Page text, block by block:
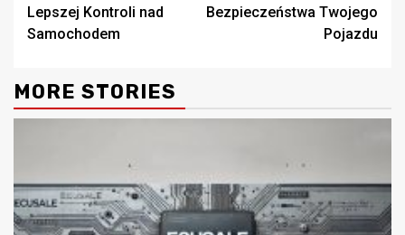
Lepszej Kontroli nad
Samochodem
Bezpieczeństwa Twojego
Pojazdu
MORE STORIES